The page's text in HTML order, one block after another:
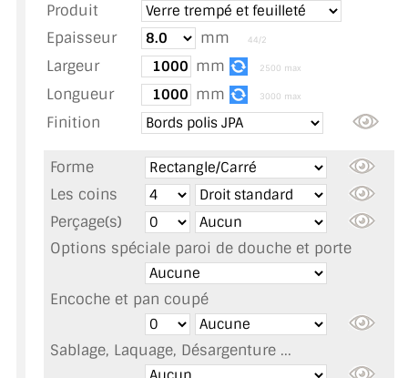
GUIDE : CHOIX PAR UTILISATION
INSPIRATIONS ET NOUVEAUTÉS
AMBIANCE LAITON BROSSÉ
MIROIR SUR MESURE
MIROIR VIEILLI
MIROIR DÉCORATIF DE COULEUR
LOTS DE MIROIRS EN MOZAÏQUE
MIROIR POUR PORTE
Produit
Epaisseur
mm 44/2
Largeur mm 2500 max
Longueur mm 3000 max
Finition
Forme
Les coins
Perçage(s)
Options spéciale paroi de douche et porte
Encoche et pan coupé
Sablage, Laquage, Désargenture ...